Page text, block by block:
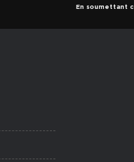
En soumettant